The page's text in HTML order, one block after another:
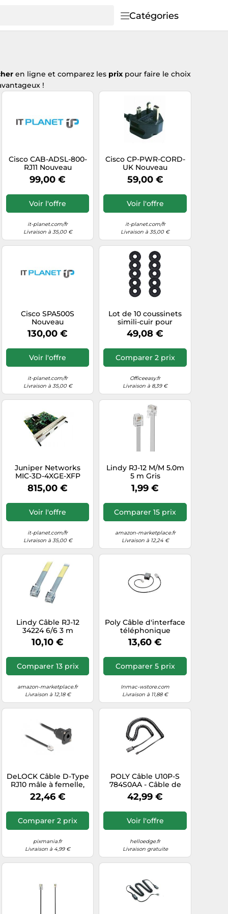
Catégories
en ligne et comparez les prix pour faire le choix
!
Cisco CAB-ADSL-800-
RJ11 Nouveau
99,00 €
Voir l'offre
it-planet.com/fr
Livraison à 35,00 €
Cisco CP-PWR-CORD-
UK Nouveau
59,00 €
Voir l'offre
it-planet.com/fr
Livraison à 35,00 €
Cisco SPA500S
Nouveau
130,00 €
Voir l'offre
it-planet.com/fr
Livraison à 35,00 €
Lot de 10 coussinets
simili-cuir pour
GN2000, BIZ 1900 et
BIZ 1500
49,08 €
Comparer 2 prix
Officeeasy.fr
Livraison à 8,39 €
Juniper Networks
MIC-3D-4XGE-XFP
Nouveau
815,00 €
Voir l'offre
it-planet.com/fr
Livraison à 35,00 €
Lindy RJ-12 M/M 5.0m
5 m Gris
1,99 €
Comparer 15 prix
amazon-marketplace.fr
Livraison à 12,24 €
Lindy Câble RJ-12
34224 6/6 3 m
10,10 €
Comparer 13 prix
amazon-marketplace.fr
Livraison à 12,18 €
Poly Câble d'interface
téléphonique
85R57AA Noir
13,60 €
Comparer 5 prix
Inmac-wstore.com
Livraison à 11,88 €
DeLOCK Câble D-Type
RJ10 mâle à femelle,
noir, 30 cm
22,46 €
Comparer 2 prix
pixmania.fr
Livraison à 4,99 €
POLY Câble U10P-S
784S0AA - Câble de
connexion directe,
noir, poids 67g,
emballage
260x20x170mm
42,99 €
Voir l'offre
helloedge.fr
Livraison gratuite